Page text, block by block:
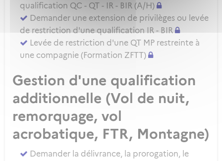
qualification QC - QT - IR - BIR (A/H)
Demander une extension de privilèges ou levée
de restriction d'une qualification IR - BIR
Levée de restriction d'une QT MP restreinte à
une compagnie (Formation ZFTT)
Gestion d'une qualification
additionnelle (Vol de nuit,
remorquage, vol
acrobatique, FTR, Montagne)
Demander la délivrance, la prorogation, le